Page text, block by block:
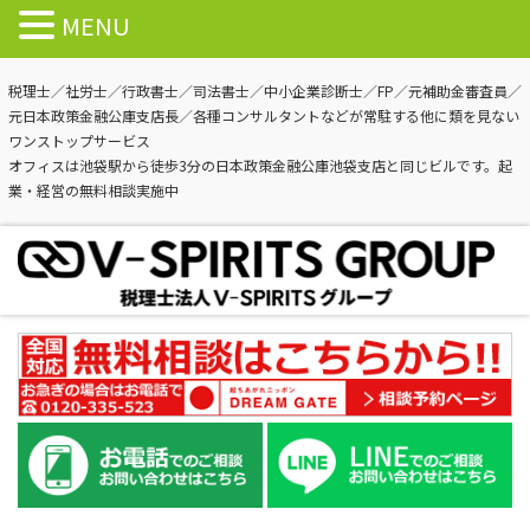
税理士／社労士／行政書士／司法書士／中小企業診断士／FP／元補助金審査員／
元日本政策金融公庫支店長／各種コンサルタントなどが常駐する他に類を見ない
ワンストップサービス
オフィスは池袋駅から徒歩3分の日本政策金融公庫池袋支店と同じビルです。起
業・経営の無料相談実施中
MENU